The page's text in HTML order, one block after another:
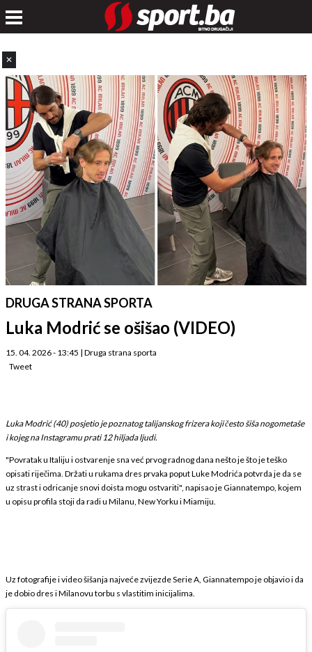
✕
DRUGA STRANA SPORTA
Luka Modrić se ošišao (VIDEO)
15. 04. 2026 - 13:45 | Druga strana sporta
Tweet
Luka Modrić (40) posjetio je poznatog talijanskog frizera koji često šiša nogometaše
i kojeg na Instagramu prati 12 hiljada ljudi.
"Povratak u Italiju i ostvarenje sna već prvog radnog dana nešto je što je teško
opisati riječima. Držati u rukama dres prvaka poput Luke Modrića potvrda je da se
uz strast i odricanje snovi doista mogu ostvariti", napisao je Giannatempo, kojem
u opisu profila stoji da radi u Milanu, New Yorku i Miamiju.
Uz fotografije i video šišanja najveće zvijezde Serie A, Giannatempo je objavio i da
je dobio dres i Milanovu torbu s vlastitim inicijalima.